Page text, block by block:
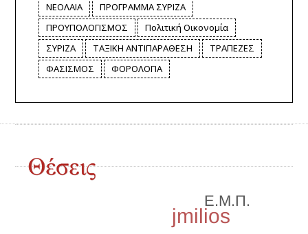
ΝΕΟΛΑΙΑ
ΠΡΟΓΡΑΜΜΑ ΣΥΡΙΖΑ
ΠΡΟΥΠΟΛΟΓΙΣΜΟΣ
Πολιτική Οικονομία
ΣΥΡΙΖΑ
ΤΑΞΙΚΗ ΑΝΤΙΠΑΡΑΘΕΣΗ
ΤΡΑΠΕΖΕΣ
ΦΑΣΙΣΜΟΣ
ΦΟΡΟΛΟΓΙΑ